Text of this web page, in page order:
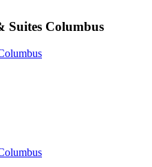
Columbus